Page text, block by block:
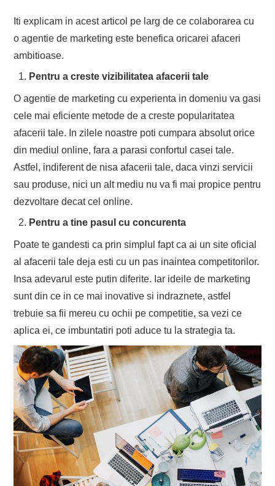
Iti explicam in acest articol pe larg de ce colaborarea cu
o agentie de marketing este benefica oricarei afaceri
ambitioase.
Pentru a creste vizibilitatea afacerii tale
O agentie de marketing cu experienta in domeniu va gasi
cele mai eficiente metode de a creste popularitatea
afacerii tale. In zilele noastre poti cumpara absolut orice
din mediul online, fara a parasi confortul casei tale.
Astfel, indiferent de nisa afacerii tale, daca vinzi servicii
sau produse, nici un alt mediu nu va fi mai propice pentru
dezvoltare decat cel online.
Pentru a tine pasul cu concurenta
Poate te gandesti ca prin simplul fapt ca ai un site oficial
al afacerii tale deja esti cu un pas inaintea competitorilor.
Insa adevarul este putin diferite. Iar ideile de marketing
sunt din ce in ce mai inovative si indraznete, astfel
trebuie sa fii mereu cu ochii pe competitie, sa vezi ce
aplica ei, ce imbuntatiri poti aduce tu la strategia ta.